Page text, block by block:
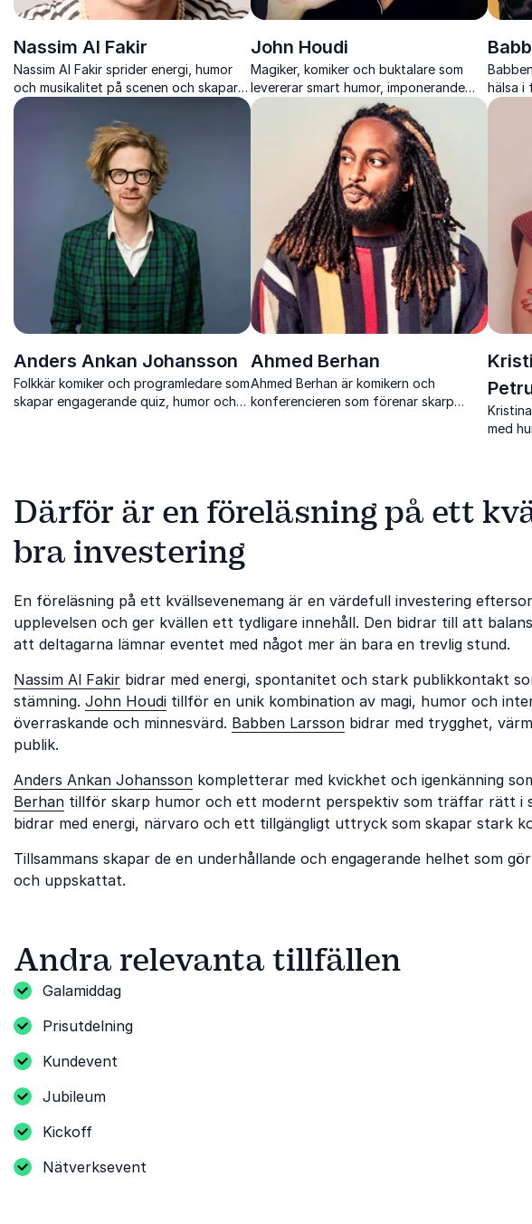
Nassim Al Fakir
Nassim Al Fakir sprider energi, humor
och musikalitet på scenen och skapar
en upplevelse som engagerar publik i
John Houdi
Magiker, komiker och buktalare som
levererar smart humor, imponerande
magi och trygg scennärvaro till alla
hälsa i
Anders Ankan Johansson
Folkkär komiker och programledare som
skapar engagerande quiz, humor och
Ahmed Berhan
Ahmed Berhan är komikern och
konferencieren som förenar skarp
med
Därför är en föreläsning på ett
bra investering
En föreläsning på ett kvällsevenemang är en värdefull investering
upplevelsen och ger kvällen ett tydligare innehåll. Den bidrar till att
att deltagarna lämnar eventet med något mer än bara en trevlig stund.
Nassim Al Fakir bidrar med energi, spontanitet och stark publikkontakt
stämning. John Houdi tillför en unik kombination av magi, humor och
överraskande och minnesvärd. Babben Larsson bidrar med trygghet,
publik.
Anders Ankan Johansson kompletterar med kvickhet och igenkänning
Berhan tillför skarp humor och ett modernt perspektiv som träffar rätt i
bidrar med energi, närvaro och ett tillgängligt uttryck som skapar stark
Tillsammans skapar de en underhållande och engagerande helhet som
och uppskattat.
Andra relevanta tillfällen
Galamiddag
Prisutdelning
Kundevent
Jubileum
Kickoff
Nätverksevent